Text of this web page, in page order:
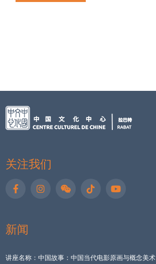
关注我们
新闻
讲座名称：中国故事：中国当代电影原画与概念美术